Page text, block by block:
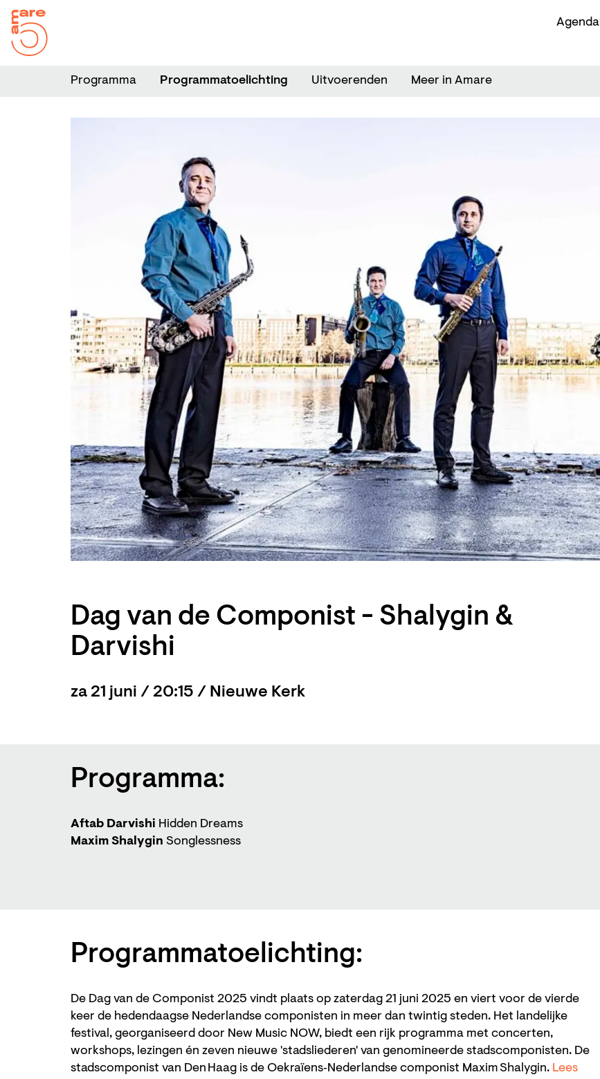
Agenda
Programma Programmatoelichting Uitvoerenden Meer in Amare
Dag van de Componist - Shalygin &
Darvishi
za 21 juni / 20:15 / Nieuwe Kerk
Programma:
Aftab Darvishi Hidden Dreams
Maxim Shalygin Songlessness
Programmatoelichting:
De Dag van de Componist 2025 vindt plaats op zaterdag 21 juni 2025 en viert voor de vierde
keer de hedendaagse Nederlandse componisten in meer dan twintig steden. Het landelijke
festival, georganiseerd door New Music NOW, biedt een rijk programma met concerten,
workshops, lezingen én zeven nieuwe 'stadsliederen' van genomineerde stadscomponisten. De
stadscomponist van Den Haag is de Oekraïens‑Nederlandse componist Maxim Shalygin. Lees